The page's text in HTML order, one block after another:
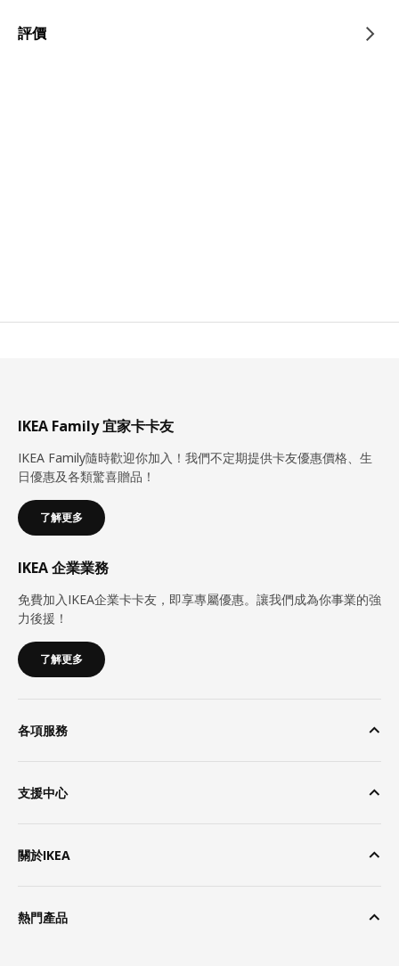
評價
IKEA Family 宜家卡卡友
IKEA Family隨時歡迎你加入！我們不定期提供卡友優惠價格、生
日優惠及各類驚喜贈品！
了解更多
IKEA 企業業務
免費加入IKEA企業卡卡友，即享專屬優惠。讓我們成為你事業的強
力後援！
了解更多
各項服務
支援中心
關於IKEA
熱門產品